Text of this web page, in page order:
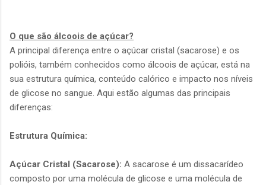
O que são álcoois de açúcar?
A principal diferença entre o açúcar cristal (sacarose) e os
polióis, também conhecidos como álcoois de açúcar, está na
sua estrutura química, conteúdo calórico e impacto nos níveis
de glicose no sangue. Aqui estão algumas das principais
diferenças:
Estrutura Química:
Açúcar Cristal (Sacarose): A sacarose é um dissacarídeo
composto por uma molécula de glicose e uma molécula de